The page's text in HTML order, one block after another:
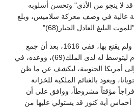
لا ينجو من الأذى" وتحسن أسلوبه
عالية في وصف معركة سلاميس، وبلغ
البليغ العادل الجبار(68)".
ولكن رالي لم يرتض الهزيمة ولم يقنع بها، ففي 1616، بعد أن جمع
1600 جنيه، رشا دوق بكنجهام ليتوسط له لدى الملك(69)، ووعده، في
أمريكا الجنوبية، ليكشف عن ما ظن
ويعود بالغنائم الملكية للخزانة
مؤقتاً مشروطاً، ووافق على أن
أية كنوز قد يستولي عليها من